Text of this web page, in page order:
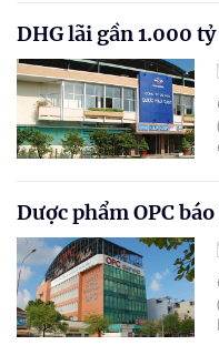
DHG lãi gần 1.000
Dược phẩm OPC